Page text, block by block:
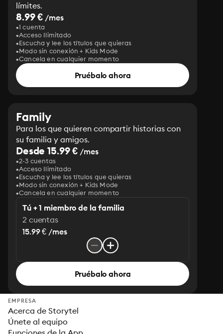
límites.
8.99 € /mes
1 cuenta
Acceso Ilimitado
Escucha y lee los títulos que quieras
Modo sin conexión + Kids Mode
Cancela en cualquier momento
Pruébalo ahora
Family
Para los que quieren compartir historias con
su familia y amigos.
Desde 15.99 € /mes
2-3 cuentas
Acceso Ilimitado
Escucha y lee los títulos que quieras
Modo sin conexión + Kids Mode
Cancela en cualquier momento
Tú + 1 miembro de la familia
2 cuentas
15.99 € /mes
Pruébalo ahora
EMPRESA
Acerca de Storytel
Únete al equipo